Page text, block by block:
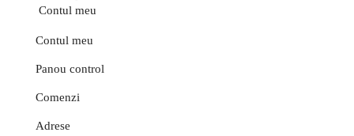
Contul meu
Contul meu
Panou control
Comenzi
Adrese